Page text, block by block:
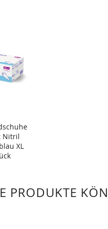
Nitril
XL
PRODUKTE